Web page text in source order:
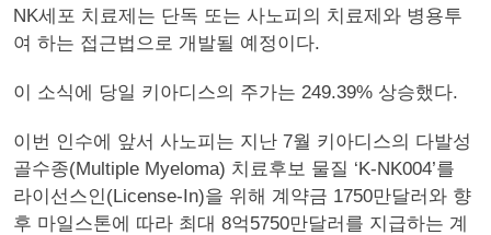
NK세포 치료제는 단독 또는 사노피의 치료제와 병용투
여 하는 접근법으로 개발될 예정이다.
이 소식에 당일 키아디스의 주가는 249.39% 상승했다.
이번 인수에 앞서 사노피는 지난 7월 키아디스의 다발성
골수종(Multiple Myeloma) 치료후보 물질 ‘K-NK004’를
라이선스인(License-In)을 위해 계약금 1750만달러와 향
후 마일스톤에 따라 최대 8억5750만달러를 지급하는 계